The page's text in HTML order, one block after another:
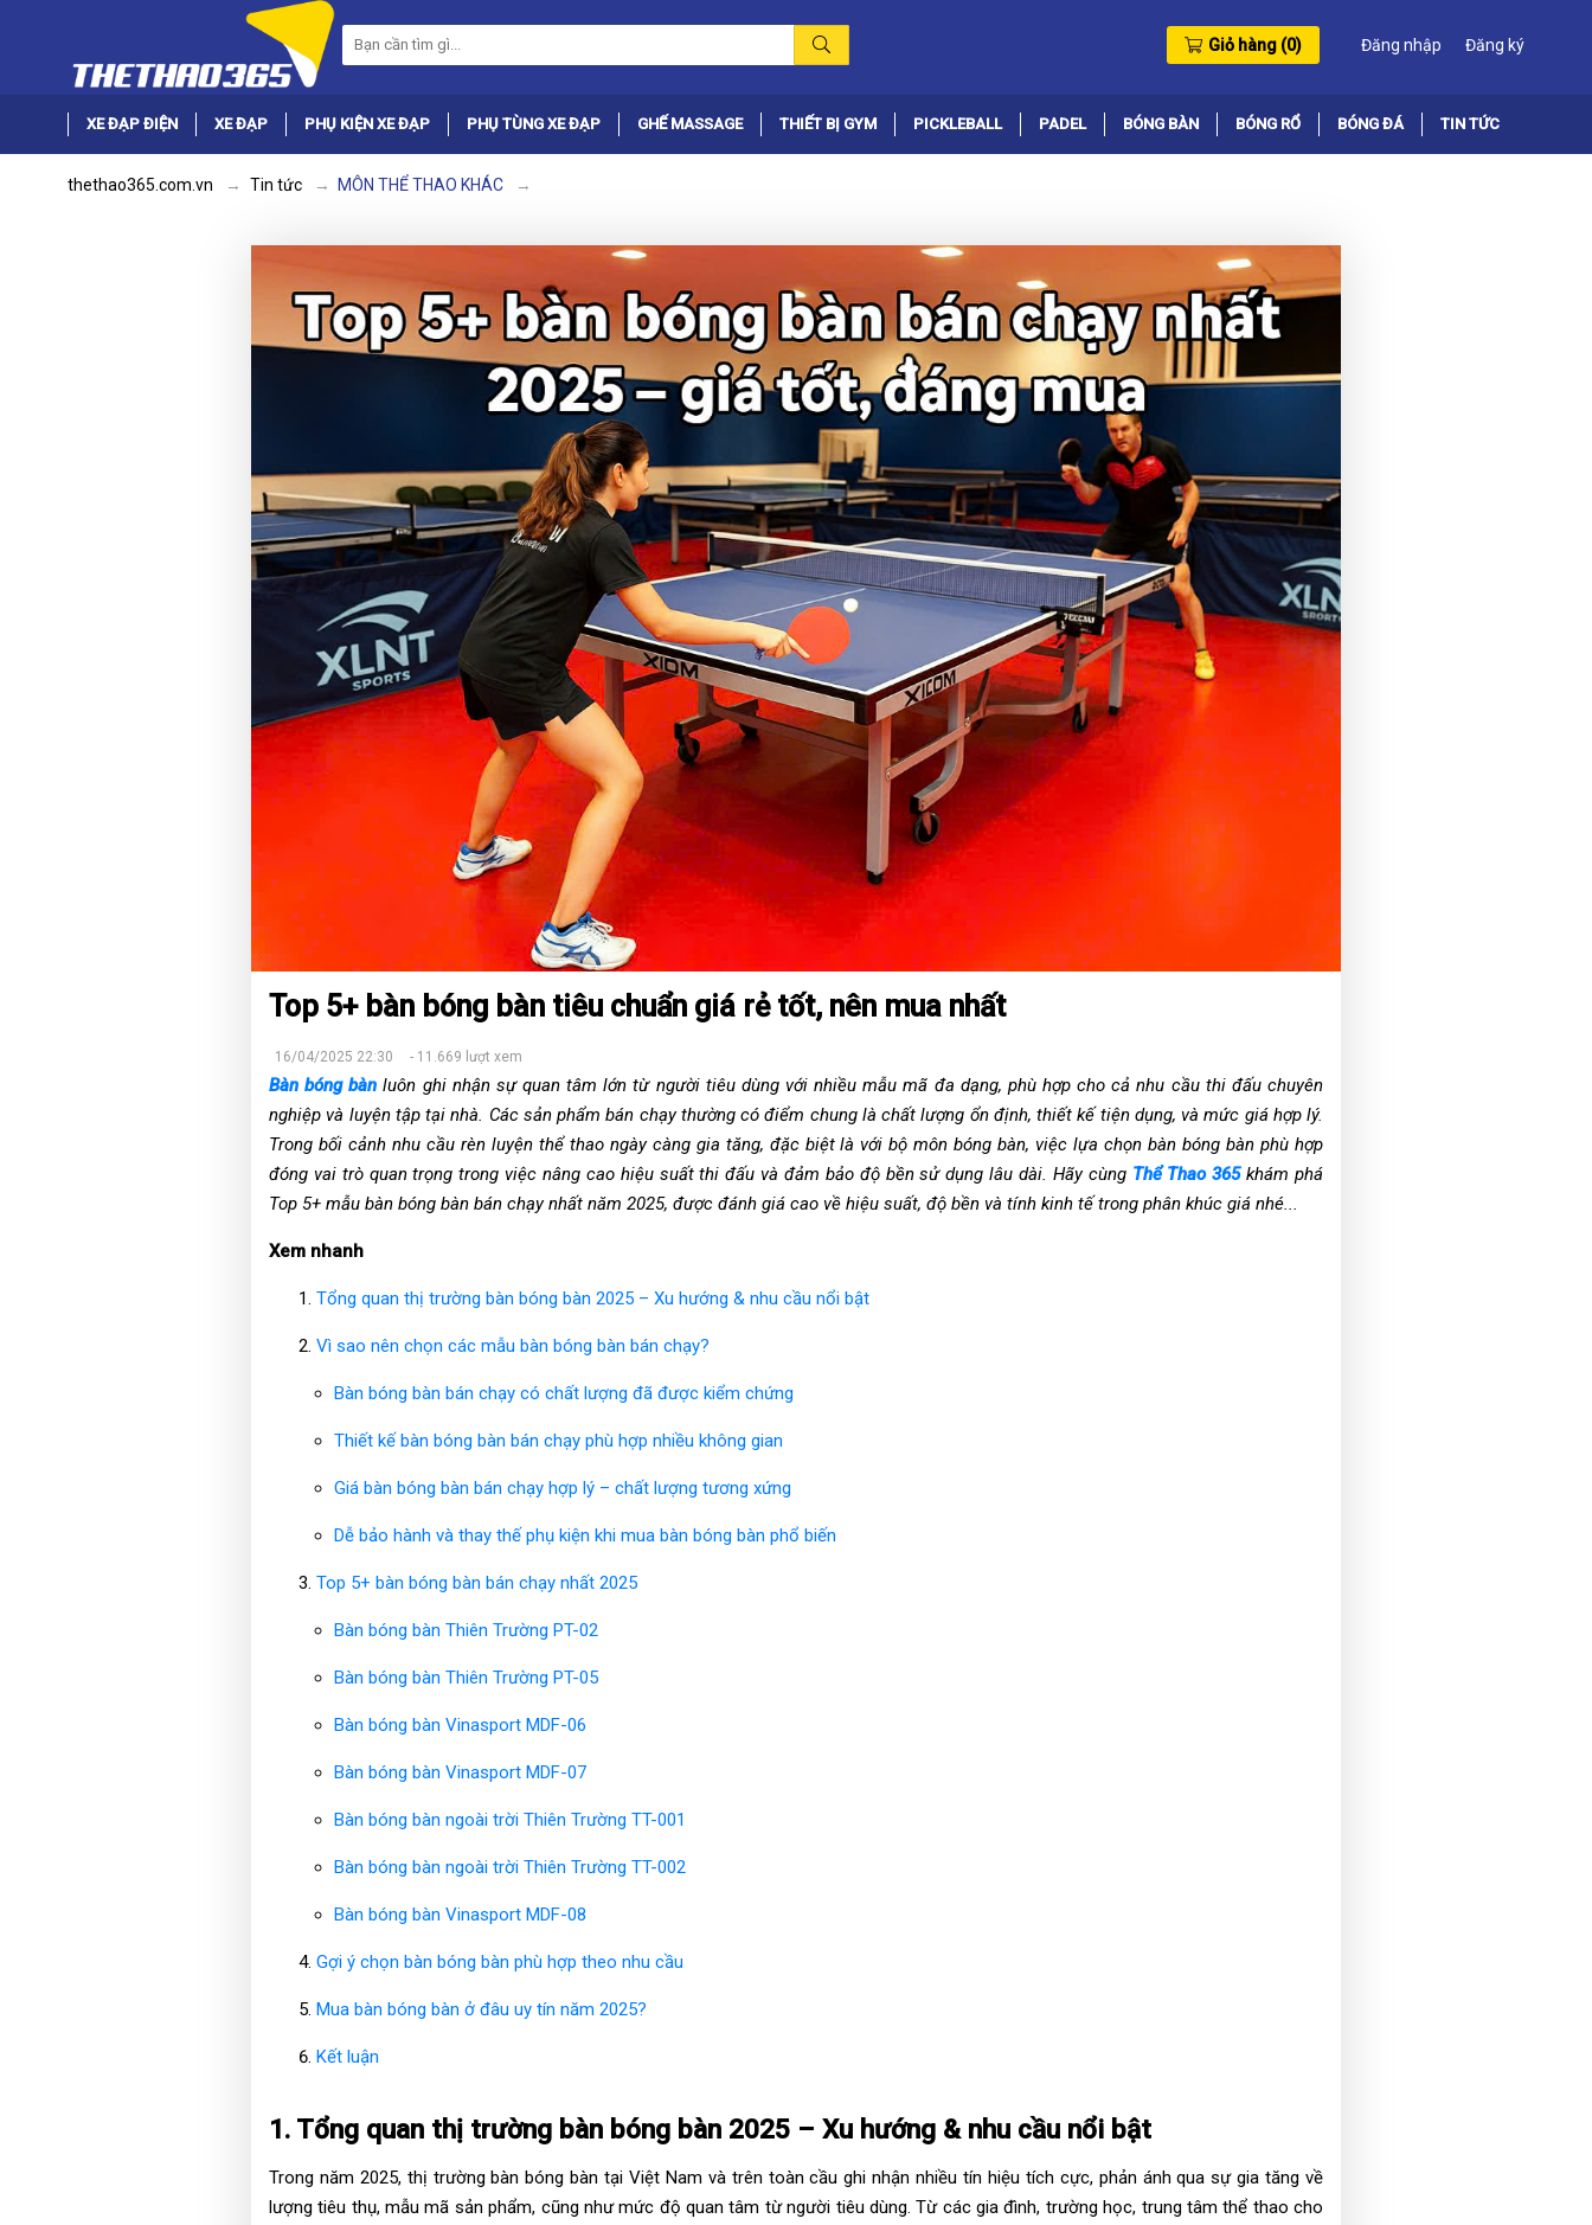
Giỏ hàng (0) Đăng nhập Đăng ký
XE ĐẠP ĐIỆN XE ĐẠP PHỤ KIỆN XE ĐẠP PHỤ TÙNG XE ĐẠP GHẾ MASSAGE THIẾT BỊ GYM PICKLEBALL PADEL BÓNG BÀN BÓNG RỔ BÓNG ĐÁ TIN TỨC
thethao365.com.vn Tin tức MÔN THỂ THAO KHÁC
Top 5+ bàn bóng bàn tiêu chuẩn giá rẻ tốt, nên mua nhất
16/04/2025 22:30 - 11.669 lượt xem
Bàn bóng bàn luôn ghi nhận sự quan tâm lớn từ người tiêu dùng với nhiều mẫu mã đa dạng, phù hợp cho cả nhu cầu thi đấu chuyên
nghiệp và luyện tập tại nhà. Các sản phẩm bán chạy thường có điểm chung là chất lượng ổn định, thiết kế tiện dụng, và mức giá hợp lý.
Trong bối cảnh nhu cầu rèn luyện thể thao ngày càng gia tăng, đặc biệt là với bộ môn bóng bàn, việc lựa chọn bàn bóng bàn phù hợp
đóng vai trò quan trọng trong việc nâng cao hiệu suất thi đấu và đảm bảo độ bền sử dụng lâu dài. Hãy cùng Thể Thao 365khám phá
Top 5+ mẫu bàn bóng bàn bán chạy nhất năm 2025, được đánh giá cao về hiệu suất, độ bền và tính kinh tế trong phân khúc giá nhé...
Xem nhanh
Tổng quan thị trường bàn bóng bàn 2025 – Xu hướng & nhu cầu nổi bật
Vì sao nên chọn các mẫu bàn bóng bàn bán chạy?
Bàn bóng bàn bán chạy có chất lượng đã được kiểm chứng
Thiết kế bàn bóng bàn bán chạy phù hợp nhiều không gian
Giá bàn bóng bàn bán chạy hợp lý – chất lượng tương xứng
Dễ bảo hành và thay thế phụ kiện khi mua bàn bóng bàn phổ biến
Top 5+ bàn bóng bàn bán chạy nhất 2025
Bàn bóng bàn Thiên Trường PT-02
Bàn bóng bàn Thiên Trường PT-05
Bàn bóng bàn Vinasport MDF-06
Bàn bóng bàn Vinasport MDF-07
Bàn bóng bàn ngoài trời Thiên Trường TT-001
Bàn bóng bàn ngoài trời Thiên Trường TT-002
Bàn bóng bàn Vinasport MDF-08
Gợi ý chọn bàn bóng bàn phù hợp theo nhu cầu
Mua bàn bóng bàn ở đâu uy tín năm 2025?
Kết luận
1. Tổng quan thị trường bàn bóng bàn 2025 – Xu hướng & nhu cầu nổi bật
Trong năm 2025, thị trường bàn bóng bàn tại Việt Nam và trên toàn cầu ghi nhận nhiều tín hiệu tích cực, phản ánh qua sự gia tăng về
lượng tiêu thụ, mẫu mã sản phẩm, cũng như mức độ quan tâm từ người tiêu dùng. Từ các gia đình, trường học, trung tâm thể thao cho